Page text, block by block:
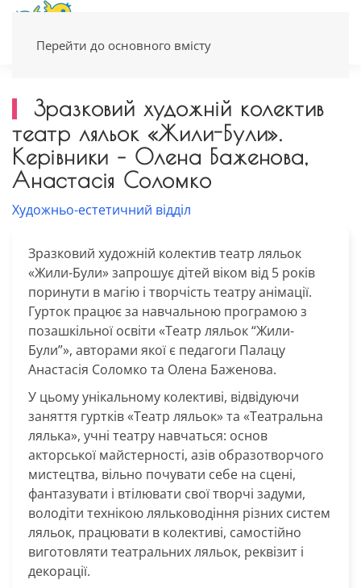
Перейти до основного вмісту
Зразковий художній колектив
театр ляльок «Жили-Були».
Керівники – Олена Баженова,
Анастасія Соломко
Художньо-естетичний відділ
Зразковий художній колектив театр ляльок
«Жили-Були» запрошує дітей віком від 5 років
поринути в магію і творчість театру анімації.
Гурток працює за навчальною програмою з
позашкільної освіти «Театр ляльок “Жили-
Були”», авторами якої є педагоги Палацу
Анастасія Соломко та Олена Баженова.
У цьому унікальному колективі, відвідуючи
заняття гуртків «Театр ляльок» та «Театральна
лялька», учні театру навчаться: основ
акторської майстерності, азів образотворчого
мистецтва, вільно почувати себе на сцені,
фантазувати і втілювати свої творчі задуми,
володіти технікою ляльководіння різних систем
ляльок, працювати в колективі, самостійно
виготовляти театральних ляльок, реквізит і
декорації.